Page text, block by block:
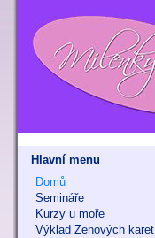
Hlavní menu
Domů
Semináře
Kurzy u moře
Výklad Zenových karet